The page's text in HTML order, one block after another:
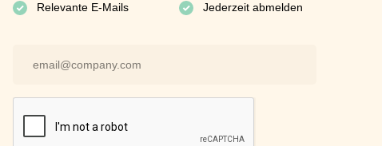
Relevante E-Mails Jederzeit abmelden